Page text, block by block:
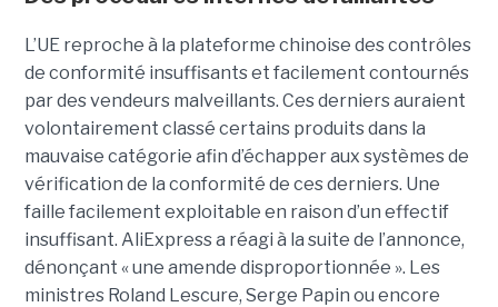
L’UE reproche à la plateforme chinoise des contrôles
de conformité insuffisants et facilement contournés
par des vendeurs malveillants. Ces derniers auraient
volontairement classé certains produits dans la
mauvaise catégorie afin d’échapper aux systèmes de
vérification de la conformité de ces derniers. Une
faille facilement exploitable en raison d’un effectif
insuffisant. AliExpress a réagi à la suite de l’annonce,
dénonçant « une amende disproportionnée ». Les
ministres Roland Lescure, Serge Papin ou encore